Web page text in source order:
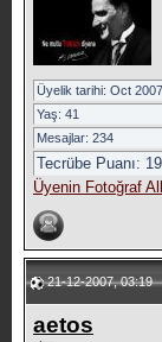
Üyelik tarihi: Oct 2007
Yaş: 41
Mesajlar: 234
Tecrübe Puanı: 19
Üyenin Fotoğraf
21-12-2007, 03:19
aetos